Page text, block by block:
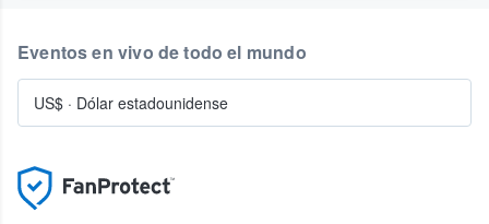
Eventos en vivo de todo el mundo
US$ · Dólar estadounidense